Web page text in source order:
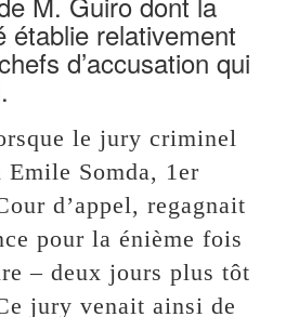
établie relativement
d’accusation qui
le jury criminel
Emile Somda, 1er
d’appel, regagnait
pour la énième fois
– deux jours plus tôt
jury venait ainsi de